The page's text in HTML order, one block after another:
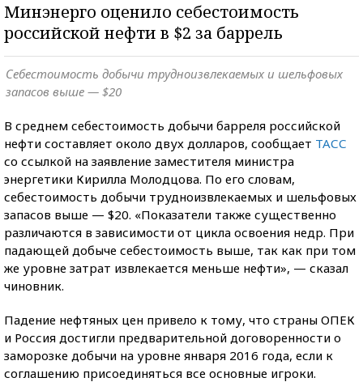
Минэнерго оценило себестоимость
российской нефти в $2 за баррель
Себестоимость добычи трудноизвлекаемых и шельфовых
запасов выше — $20
В среднем себестоимость добычи барреля российской
нефти составляет около двух долларов, сообщает ТАСС
со ссылкой на заявление заместителя министра
энергетики Кирилла Молодцова. По его словам,
себестоимость добычи трудноизвлекаемых и шельфовых
запасов выше — $20. «Показатели также существенно
различаются в зависимости от цикла освоения недр. При
падающей добыче себестоимость выше, так как при том
же уровне затрат извлекается меньше нефти», — сказал
чиновник.
Падение нефтяных цен привело к тому, что страны ОПЕК
и Россия достигли предварительной договоренности о
заморозке добычи на уровне января 2016 года, если к
соглашению присоединяться все основные игроки.